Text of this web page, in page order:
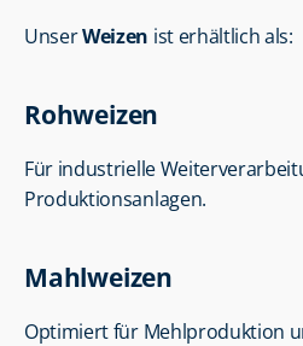
Unser Weizen ist erhältlich als:
Rohweizen
Für industrielle
Produktionsanlagen.
Mahlweizen
Optimiert für Mehlproduktion